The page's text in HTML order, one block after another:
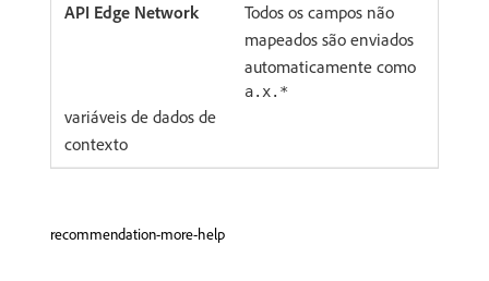
Todos os campos não
mapeados são enviados
automaticamente como
a.x.*
variáveis de dados de
contexto
recommendation-more-help